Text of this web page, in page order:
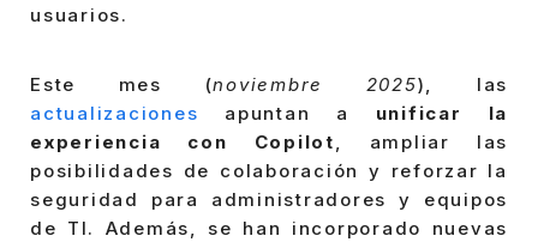
usuarios.
Este mes (noviembre 2025), las
actualizaciones apuntan a unificar la
experiencia con Copilot, ampliar las
posibilidades de colaboración y reforzar la
seguridad para administradores y equipos
de TI. Además, se han incorporado nuevas